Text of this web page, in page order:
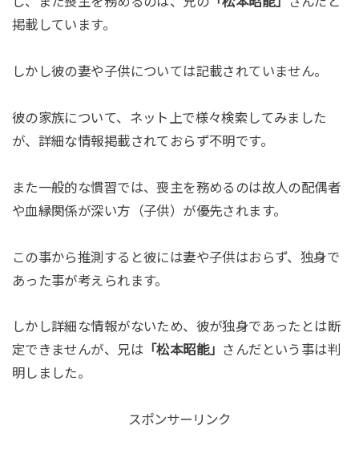
掲載しています。
しかし彼の妻や子供については記載されていません。
彼の家族について、ネット上で様々検索してみました
が、詳細な情報掲載されておらず不明です。
また一般的な慣習では、喪主を務めるのは故人の配偶者
や血縁関係が深い方（子供）が優先されます。
この事から推測すると彼には妻や子供はおらず、独身で
あった事が考えられます。
しかし詳細な情報がないため、彼が独身であったとは断
定できませんが、兄は「松本昭能」 さんだという事は判
明しました。
スポンサーリンク